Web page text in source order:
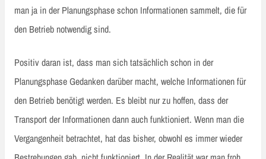
man ja in der Planungsphase schon Informationen sammelt, die für
den Betrieb notwendig sind.
Positiv daran ist, dass man sich tatsächlich schon in der
Planungsphase Gedanken darüber macht, welche Informationen für
den Betrieb benötigt werden. Es bleibt nur zu hoffen, dass der
Transport der Informationen dann auch funktioniert. Wenn man die
Vergangenheit betrachtet, hat das bisher, obwohl es immer wieder